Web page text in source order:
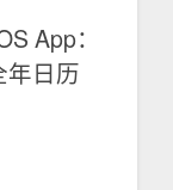
App：
年日历